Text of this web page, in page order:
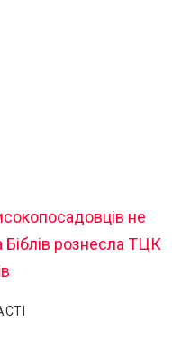
не
Біблів рознесла ТЦК